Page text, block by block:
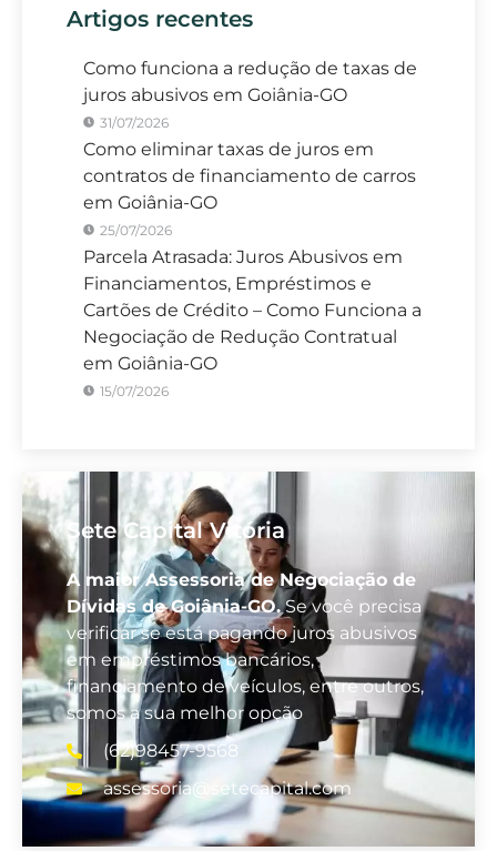
Artigos recentes
Como funciona a redução de taxas de
juros abusivos em Goiânia-GO
31/07/2026
Como eliminar taxas de juros em
contratos de financiamento de carros
em Goiânia-GO
25/07/2026
Parcela Atrasada: Juros Abusivos em
Financiamentos, Empréstimos e
Cartões de Crédito – Como Funciona a
Negociação de Redução Contratual
em Goiânia-GO
15/07/2026
Sete Capital Vitória
A maior Assessoria de Negociação de
Dívidas de Goiânia-GO.Se você precisa
verificar se está pagando juros abusivos
em empréstimos bancários,
financiamento de veículos, entre outros,
somos a sua melhor opção
(62)98457-9568
assessoria@setecapital.com